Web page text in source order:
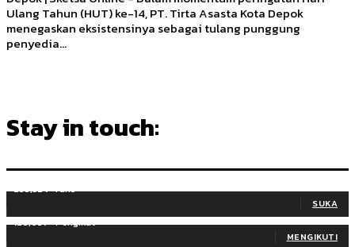
Ulang Tahun (HUT) ke-14, PT. Tirta Asasta Kota Depok
menegaskan eksistensinya sebagai tulang punggung
penyedia...
Stay in touch:
255,324 Fans
SUKA
128,657 Pengikut
MENGIKUTI